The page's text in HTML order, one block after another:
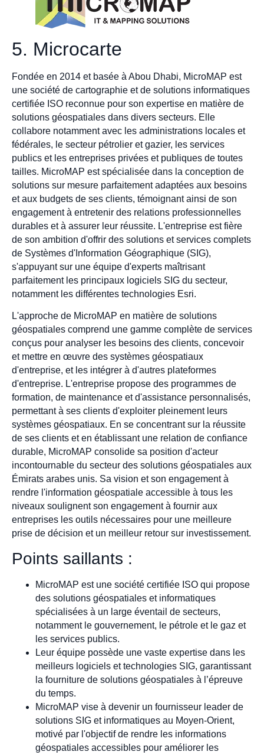
5. Microcarte
Fondée en 2014 et basée à Abou Dhabi, MicroMAP est
une société de cartographie et de solutions informatiques
certifiée ISO reconnue pour son expertise en matière de
solutions géospatiales dans divers secteurs. Elle
collabore notamment avec les administrations locales et
fédérales, le secteur pétrolier et gazier, les services
publics et les entreprises privées et publiques de toutes
tailles. MicroMAP est spécialisée dans la conception de
solutions sur mesure parfaitement adaptées aux besoins
et aux budgets de ses clients, témoignant ainsi de son
engagement à entretenir des relations professionnelles
durables et à assurer leur réussite. L'entreprise est fière
de son ambition d'offrir des solutions et services complets
de Systèmes d'Information Géographique (SIG),
s'appuyant sur une équipe d'experts maîtrisant
parfaitement les principaux logiciels SIG du secteur,
notamment les différentes technologies Esri.
L'approche de MicroMAP en matière de solutions
géospatiales comprend une gamme complète de services
conçus pour analyser les besoins des clients, concevoir
et mettre en œuvre des systèmes géospatiaux
d'entreprise, et les intégrer à d'autres plateformes
d'entreprise. L'entreprise propose des programmes de
formation, de maintenance et d'assistance personnalisés,
permettant à ses clients d'exploiter pleinement leurs
systèmes géospatiaux. En se concentrant sur la réussite
de ses clients et en établissant une relation de confiance
durable, MicroMAP consolide sa position d'acteur
incontournable du secteur des solutions géospatiales aux
Émirats arabes unis. Sa vision et son engagement à
rendre l'information géospatiale accessible à tous les
niveaux soulignent son engagement à fournir aux
entreprises les outils nécessaires pour une meilleure
prise de décision et un meilleur retour sur investissement.
Points saillants :
MicroMAP est une société certifiée ISO qui propose
des solutions géospatiales et informatiques
spécialisées à un large éventail de secteurs,
notamment le gouvernement, le pétrole et le gaz et
les services publics.
Leur équipe possède une vaste expertise dans les
meilleurs logiciels et technologies SIG, garantissant
la fourniture de solutions géospatiales à l’épreuve
du temps.
MicroMAP vise à devenir un fournisseur leader de
solutions SIG et informatiques au Moyen-Orient,
motivé par l'objectif de rendre les informations
géospatiales accessibles pour améliorer les